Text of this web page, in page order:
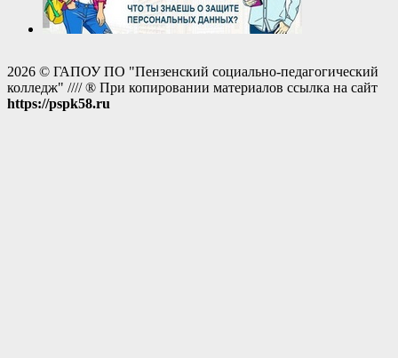
2026 © ГАПОУ ПО "Пензенский социально-педагогический
колледж" //// ® При копировании материалов ссылка на сайт
https://pspk58.ru